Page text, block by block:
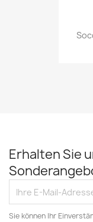
Erhalten Sie
Sie können Ihr